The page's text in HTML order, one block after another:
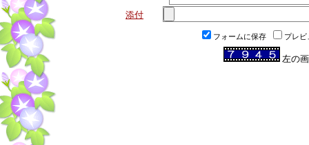
添付
フォームに保存 プレビ
左の